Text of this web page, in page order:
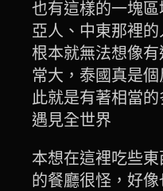
也有這樣的一塊
亞人、中東那裡
根本就無法想像
常大，泰國真是
此就是有著相當
遇見全世界
本想在這裡吃些
的餐廳很怪，好